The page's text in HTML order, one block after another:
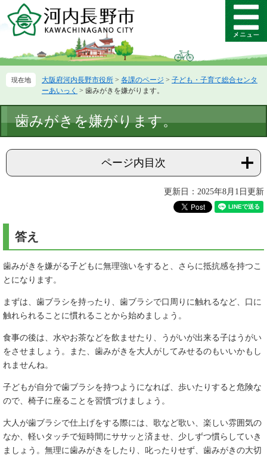
ー
先
ニ
を
て
メ
ニ
ー
大阪府河内長野市役所 > 各課のページ > 子ども・子育て総合センタ
ーあいっく > 歯みがきを嫌がります。
文
歯みがきを嫌がります。
ページ内目次
更新日：2025年8月1日更新
答え
歯みがきを嫌がる子どもに無理強いをすると、さらに抵抗感を持つこ
とになります。
まずは、歯ブラシを持ったり、歯ブラシで口周りに触れるなど、口に
触れられることに慣れることから始めましょう。
食事の後は、水やお茶などを飲ませたり、うがいが出来る子はうがい
をさせましょう。また、歯みがきを大人がしてみせるのもいいかもし
れませんね。
子どもが自分で歯ブラシを持つようになれば、歩いたりすると危険な
ので、椅子に座ることを習慣づけましょう。
大人が歯ブラシで仕上げをする際には、歌など歌い、楽しい雰囲気の
なか、軽いタッチで短時間にササッと済ませ、少しずつ慣らしていき
ましょう。無理に歯みがきをしたり、叱ったりせず、歯みがきの大切